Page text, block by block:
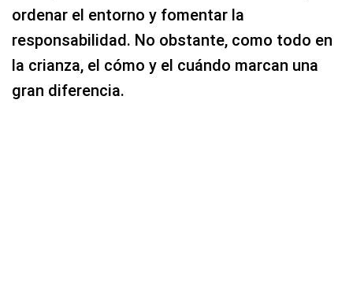
ordenar el entorno y fomentar la
responsabilidad. No obstante, como todo en
la crianza, el cómo y el cuándo marcan una
gran diferencia.